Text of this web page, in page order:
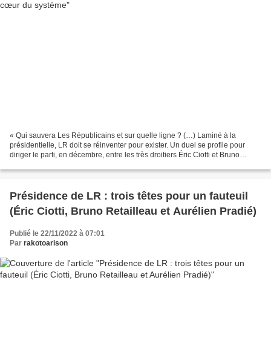
« Qui sauvera Les Républicains et sur quelle ligne ? (…) Laminé à la
présidentielle, LR doit se réinventer pour exister. Un duel se profile pour
diriger le parti, en décembre, entre les très droitiers Éric Ciotti et Bruno
Présidence de LR : trois têtes pour un fauteuil
(Éric Ciotti, Bruno Retailleau et Aurélien Pradié)
Publié le 22/11/2022 à 07:01
Par rakotoarison